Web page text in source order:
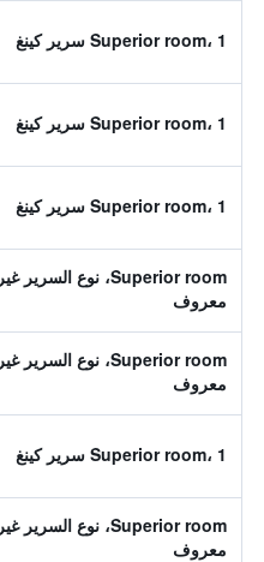
Superior room، 1 سرير كينغ
Superior room، 1 سرير كينغ
Superior room، 1 سرير كينغ
Superior room، نوع السرير غير
معروف
Superior room، نوع السرير غير
معروف
Superior room، 1 سرير كينغ
Superior room، نوع السرير غير
معروف